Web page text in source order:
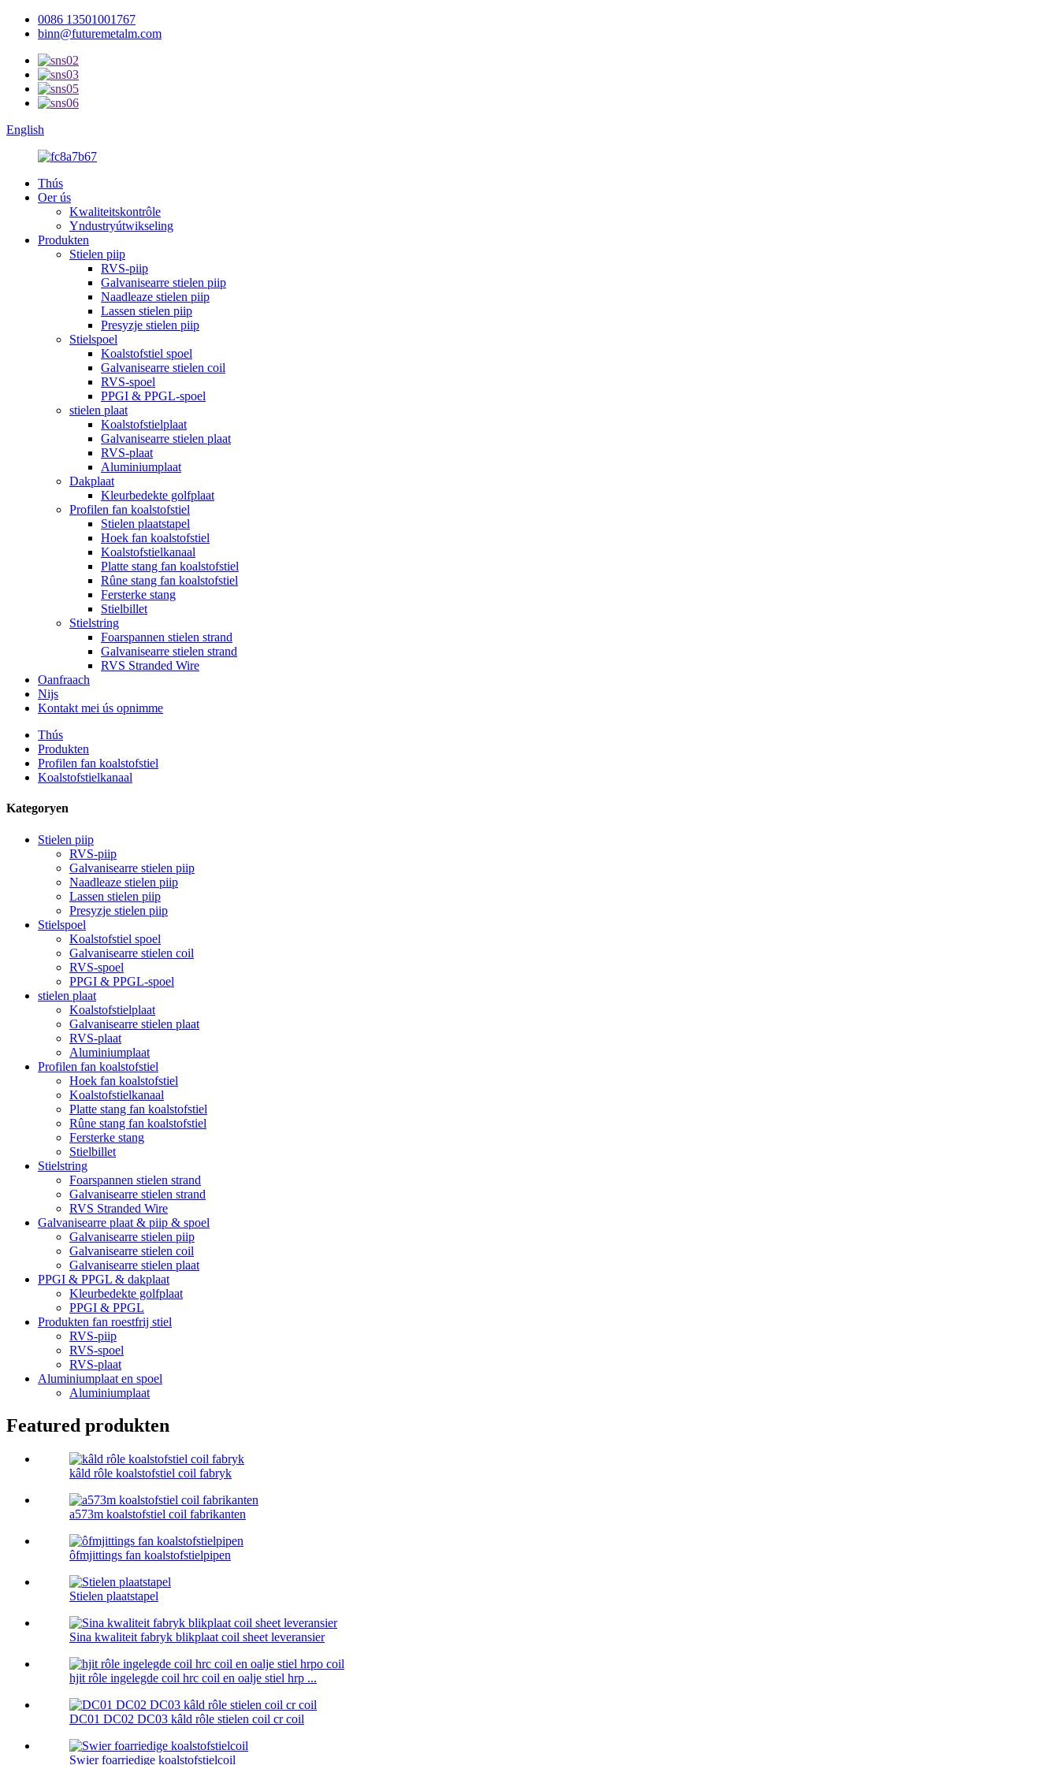
0086 13501001767
binn@futuremetalm.com
English
Thús
Oer ús
Kwaliteitskontrôle
Yndustryútwikseling
Produkten
Stielen piip
RVS-piip
Galvanisearre stielen piip
Naadleaze stielen piip
Lassen stielen piip
Presyzje stielen piip
Stielspoel
Koalstofstiel spoel
Galvanisearre stielen coil
RVS-spoel
PPGI & PPGL-spoel
stielen plaat
Koalstofstielplaat
Galvanisearre stielen plaat
RVS-plaat
Aluminiumplaat
Dakplaat
Kleurbedekte golfplaat
Profilen fan koalstofstiel
Stielen plaatstapel
Hoek fan koalstofstiel
Koalstofstielkanaal
Platte stang fan koalstofstiel
Rûne stang fan koalstofstiel
Fersterke stang
Stielbillet
Stielstring
Foarspannen stielen strand
Galvanisearre stielen strand
RVS Stranded Wire
Oanfraach
Nijs
Kontakt mei ús opnimme
Thús
Produkten
Profilen fan koalstofstiel
Koalstofstielkanaal
Kategoryen
Stielen piip
RVS-piip
Galvanisearre stielen piip
Naadleaze stielen piip
Lassen stielen piip
Presyzje stielen piip
Stielspoel
Koalstofstiel spoel
Galvanisearre stielen coil
RVS-spoel
PPGI & PPGL-spoel
stielen plaat
Koalstofstielplaat
Galvanisearre stielen plaat
RVS-plaat
Aluminiumplaat
Profilen fan koalstofstiel
Hoek fan koalstofstiel
Koalstofstielkanaal
Platte stang fan koalstofstiel
Rûne stang fan koalstofstiel
Fersterke stang
Stielbillet
Stielstring
Foarspannen stielen strand
Galvanisearre stielen strand
RVS Stranded Wire
Galvanisearre plaat & piip & spoel
Galvanisearre stielen piip
Galvanisearre stielen coil
Galvanisearre stielen plaat
PPGI & PPGL & dakplaat
Kleurbedekte golfplaat
PPGI & PPGL
Produkten fan roestfrij stiel
RVS-piip
RVS-spoel
RVS-plaat
Aluminiumplaat en spoel
Aluminiumplaat
Featured produkten
kâld rôle koalstofstiel coil fabryk
a573m koalstofstiel coil fabrikanten
ôfmjittings fan koalstofstielpipen
Stielen plaatstapel
Sina kwaliteit fabryk blikplaat coil sheet leveransier
hjit rôle ingelegde coil hrc coil en oalje stiel hrp ...
DC01 DC02 DC03 kâld rôle stielen coil cr coil
Swier foarriedige koalstofstielcoil